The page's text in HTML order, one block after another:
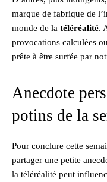
marque de fabrique de
monde de la téléréalité.
provocations calculées
prête à être surfée par
Anecdote
potins de la
Pour conclure cette
partager une petite
la téléréalité peut